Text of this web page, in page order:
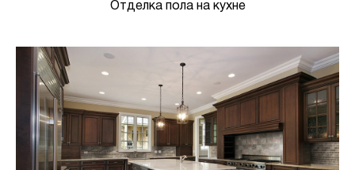
Отделка пола на кухне